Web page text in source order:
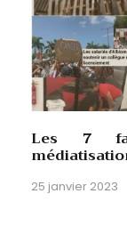
Les 7
25 janvier 2023